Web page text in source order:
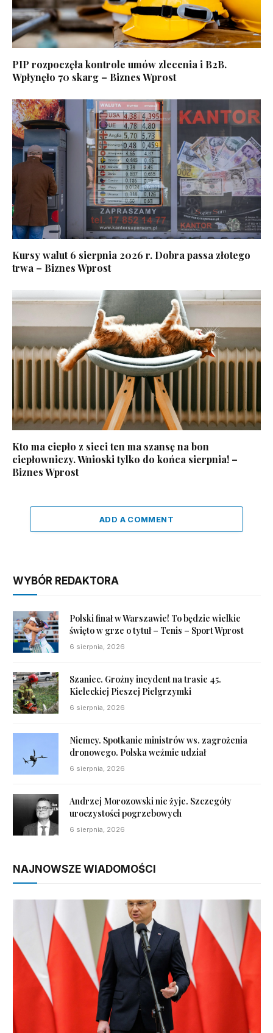
PIP rozpoczęła kontrole umów zlecenia i B2B.
Wpłynęło 70 skarg – Biznes Wprost
Kursy walut 6 sierpnia 2026 r. Dobra passa złotego
trwa – Biznes Wprost
Kto ma ciepło z sieci ten ma szansę na bon
ciepłowniczy. Wnioski tylko do końca sierpnia! –
Biznes Wprost
ADD A COMMENT
WYBÓR REDAKTORA
Polski finał w Warszawie! To będzie wielkie
święto w grze o tytuł – Tenis – Sport Wprost
6 sierpnia, 2026
Szaniec. Groźny incydent na trasie 45.
Kieleckiej Pieszej Pielgrzymki
6 sierpnia, 2026
Niemcy. Spotkanie ministrów ws. zagrożenia
dronowego. Polska weźmie udział
6 sierpnia, 2026
Andrzej Morozowski nie żyje. Szczegóły
uroczystości pogrzebowych
6 sierpnia, 2026
NAJNOWSZE WIADOMOŚCI